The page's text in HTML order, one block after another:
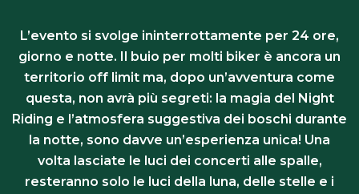
L’evento si svolge ininterrottamente per 24 ore,
giorno e notte. Il buio per molti biker è ancora un
territorio off limit ma, dopo un’avventura come
questa, non avrà più segreti: la magia del Night
Riding e l’atmosfera suggestiva dei boschi durante
la notte, sono davve un’esperienza unica! Una
volta lasciate le luci dei concerti alle spalle,
resteranno solo le luci della luna, delle stelle e i